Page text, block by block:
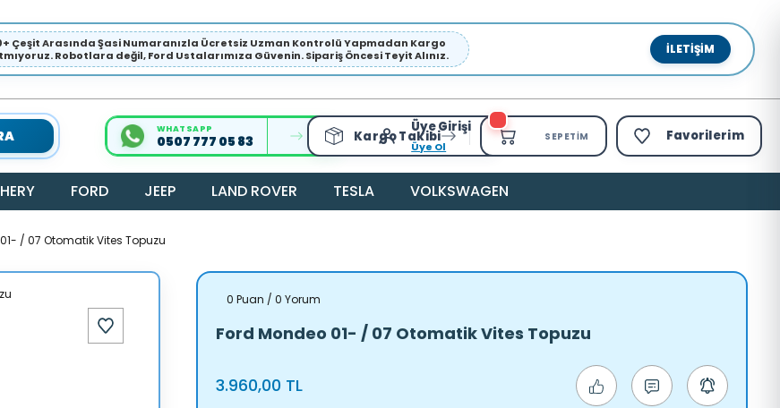
Çeşit Arasında Şasi Numaranızla Ücretsiz Uzman Kontrolü Yapmadan Kargo
Robotlara değil, Ford Ustalarımıza Güvenin. Sipariş Öncesi Teyit Alınız.
İLETIŞIM
WHATSAPP
0507 777 05 83 Kargo Takibi
Üye Girişi
Üye Ol
SEPETIM Favorilerim
FORD JEEP LAND ROVER TESLA VOLKSWAGEN
/ 07 Otomatik Vites Topuzu
0 Puan / 0 Yorum
Ford Mondeo 01- / 07 Otomatik Vites Topuzu
3.960,00 TL